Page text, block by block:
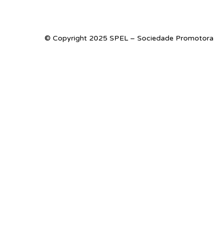
© Copyright 2025 SPEL – Sociedade